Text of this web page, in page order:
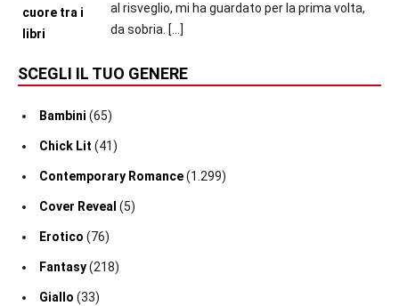
al risveglio, mi ha guardato per la prima volta,
da sobria. […]
SCEGLI IL TUO GENERE
Bambini (65)
Chick Lit (41)
Contemporary Romance(1.299)
Cover Reveal (5)
Erotico (76)
Fantasy(218)
Giallo (33)